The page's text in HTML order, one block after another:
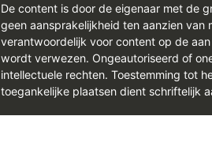
De content is door de eigenaar met de
geen aansprakelijkheid ten aanzien van
verantwoordelijk voor content op de
wordt verwezen. Ongeautoriseerd of
intellectuele rechten. Toestemming tot
toegankelijke plaatsen dient schriftelijk